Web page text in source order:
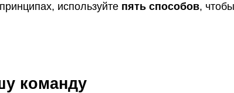
используйте пять способов,
команду